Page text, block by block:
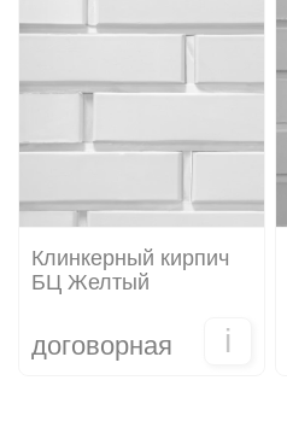
Клинкерный кирпич
БЦ Желтый
договорная i